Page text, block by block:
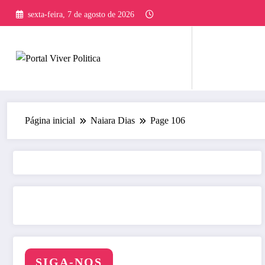
conteúdo
sexta-feira, 7 de agosto de 2026
Página inicial Naiara Dias Page 106
SIGA-NOS